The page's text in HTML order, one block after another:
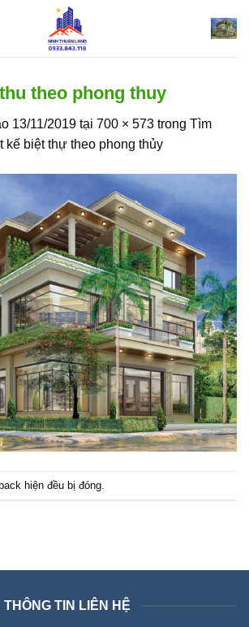
theo phong thuy
13/11/2019 tại 700 × 573 trong Tìm
kế biệt thự theo phong thủy
hiện đều bị đóng.
THÔNG TIN LIÊN HỆ